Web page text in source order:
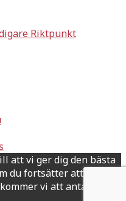
Riktpunkt
att vi ger dig den bästa
du fortsätter att
vi att anta att du